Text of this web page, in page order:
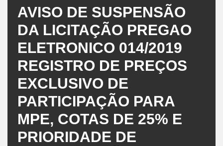
AVISO DE SUSPENSÃO
DA LICITAÇÃO PREGAO
ELETRONICO 014/2019
REGISTRO DE PREÇOS
EXCLUSIVO DE
PARTICIPAÇÃO PARA
MPE, COTAS DE 25% E
PRIORIDADE DE